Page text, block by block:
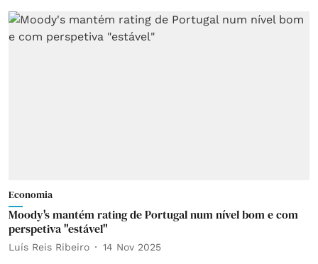
Economia
Moody's mantém rating de Portugal num nível bom e com
perspetiva "estável"
Luís Reis Ribeiro 14 Nov 2025